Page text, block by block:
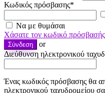
Κωδικός πρόσβασης*
Να με θυμάσαι
Χάσατε τον κωδικό
Σύνδεση
or
Διεύθυνση ηλεκτρονικού
Ένας κωδικός πρόσβασης θα
ηλεκτρονικού ταχυδρομείου